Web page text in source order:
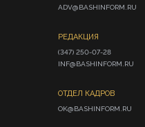
ADV@BASHINFORM.RU
РЕДАКЦИЯ
(347) 250-07-28
INF@BASHINFORM.RU
ОТДЕЛ КАДРОВ
OK@BASHINFORM.RU